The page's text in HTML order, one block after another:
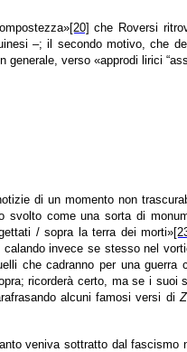
[20] che Roversi
–; il secondo motivo, che
verso «approdi lirici
di un momento non
svolto come una sorta di
/ sopra la terra dei morti»
invece se stesso nel
che cadranno per una guerra
ricorderà certo, ma se i
alcuni famosi versi di
veniva sottratto dal